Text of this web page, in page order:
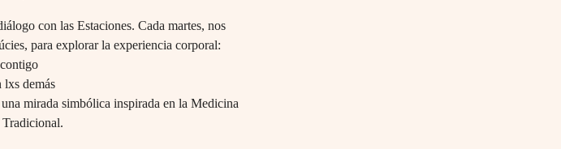
con las Estaciones. Cada martes, nos
para explorar la experiencia corporal:
lxs demás
mirada simbólica inspirada en la Medicina